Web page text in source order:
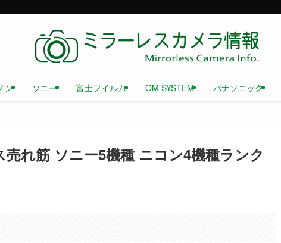
ン ソニー 富士フイルム OM SYSTEM パナソニック
れ筋 ソニー5機種 ニコン4機種ランク